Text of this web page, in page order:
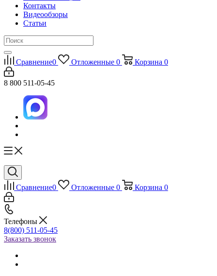
Контакты
Видеообзоры
Статьи
Сравнение0 Отложенные 0 Корзина 0
8 800 511-05-45
Сравнение0 Отложенные 0 Корзина 0
Телефоны
8(800) 511-05-45
Заказать звонок